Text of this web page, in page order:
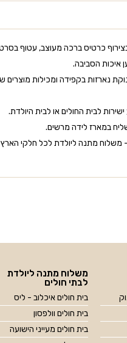
כרטיס ברכה מעוצב, עטוף
איכות הסביבה.
נארזות בקפידה ומכילות מוצרים
לבית החולים או לבית היולדת.
במארז לידה מרשים.
משלוח מתנה ליולדת לכל חלקי
משלוח מתנה ליולדת
לבתי חולים
בית חולים איכלוב - ליס
בית חולים וולפסון
בית חולים מעייני הישועה